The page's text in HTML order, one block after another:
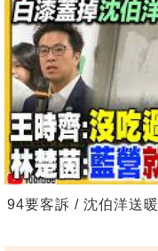
94要客訴 / 沈伯洋送